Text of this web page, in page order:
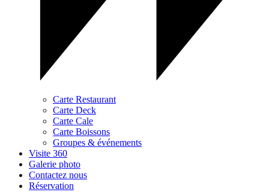
Carte Restaurant
Carte Deck
Carte Cale
Carte Boissons
Groupes & événements
Visite 360
Galerie photo
Contactez nous
Réservation